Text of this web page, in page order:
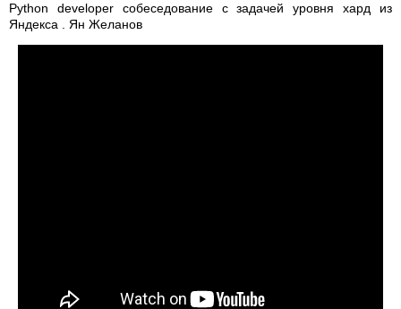
Python developer собеседование с задачей уровня хард из
Яндекса . Ян Желанов